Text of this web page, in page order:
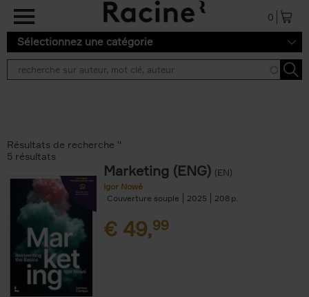
Aller au contenu principal
0
Sélectionnez une catégorie
Résultats de recherche ''
5 résultats
Marketing (ENG) (EN)
Igor Nowé
Couverture souple
2025 208
€ 49,99